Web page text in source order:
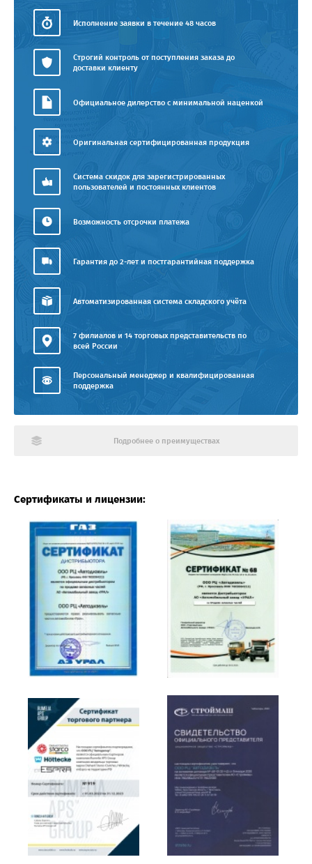
Исполнение заявки в течение 48 часов
Строгий контроль от поступления заказа до
доставки клиенту
Официальное дилерство с минимальной наценкой
Оригинальная сертифицированная продукция
Система скидок для зарегистрированных
пользователей и постоянных клиентов
Возможность отсрочки платежа
Гарантия до 2-лет и постгарантийная поддержка
Автоматизированная система складского учёта
7 филиалов и 14 торговых представительств по
всей России
Персональный менеджер и квалифицированная
поддержка
Подробнее о преимуществах
Сертификаты и лицензии: